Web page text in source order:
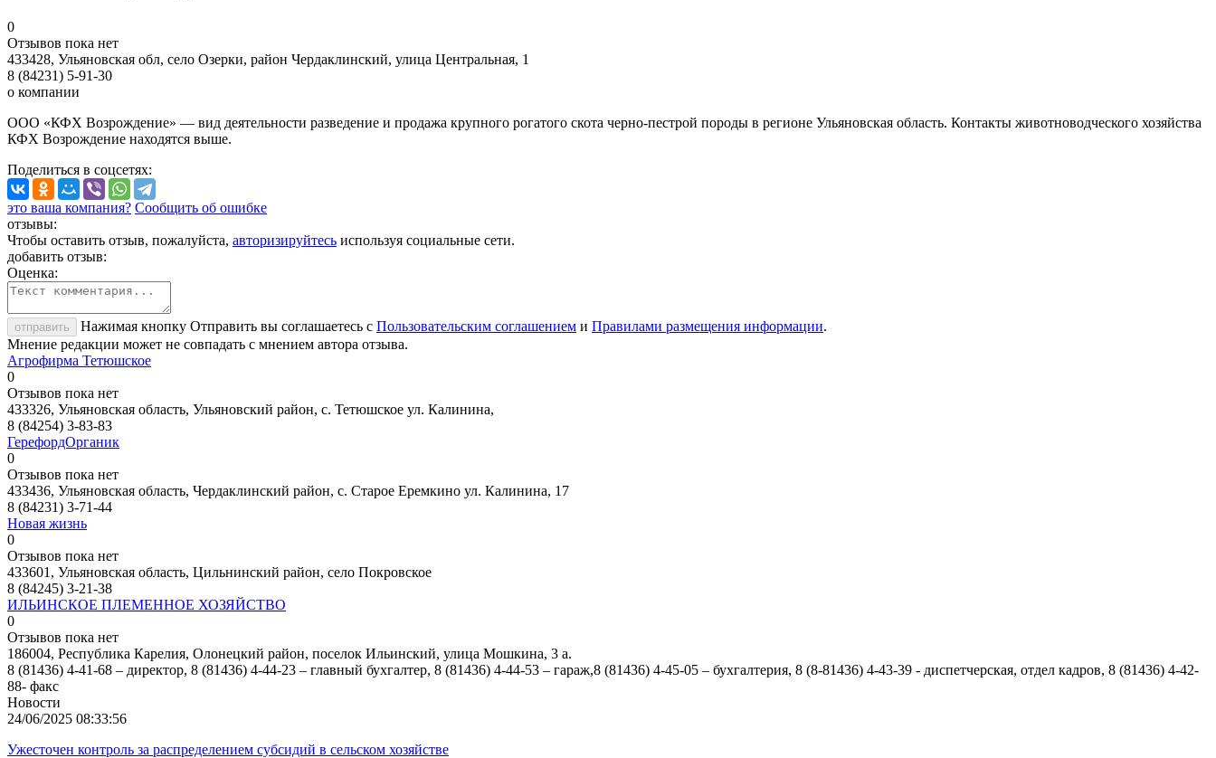
0
Отзывов пока нет
433428, Ульяновская обл, село Озерки, район Чердаклинский, улица Центральная, 1
8 (84231) 5-91-30
о компании
ООО «КФХ Возрождение» — вид деятельности разведение и продажа крупного рогатого скота черно-пестрой породы в регионе Ульяновская область. Контакты животноводческого хозяйства
КФХ Возрождение находятся выше.
Поделиться в соцсетях:
это ваша компания? Сообщить об ошибке
отзывы:
Чтобы оставить отзыв, пожалуйста, авторизируйтесь используя социальные сети.
добавить отзыв:
Оценка:
отправить Нажимая кнопку Отправить вы соглашаетесь с Пользовательским соглашением и Правилами размещения информации.
Мнение редакции может не совпадать с мнением автора отзыва.
Агрофирма Тетюшское
0
Отзывов пока нет
433326, Ульяновская область, Ульяновский район, с. Тетюшское ул. Калинина,
8 (84254) 3-83-83
ГерефордОрганик
0
Отзывов пока нет
433436, Ульяновская область, Чердаклинский район, с. Старое Еремкино ул. Калинина, 17
8 (84231) 3-71-44
Новая жизнь
0
Отзывов пока нет
433601, Ульяновская область, Цильнинский район, село Покровское
8 (84245) 3-21-38
ИЛЬИНСКОЕ ПЛЕМЕННОЕ ХОЗЯЙСТВО
0
Отзывов пока нет
186004, Республика Карелия, Олонецкий район, поселок Ильинский, улица Мошкина, 3 а.
8 (81436) 4-41-68 – директор, 8 (81436) 4-44-23 – главный бухгалтер, 8 (81436) 4-44-53 – гараж,8 (81436) 4-45-05 – бухгалтерия, 8 (8-81436) 4-43-39 - диспетчерская, отдел кадров, 8 (81436) 4-42-
88- факс
Новости
24/06/2025 08:33:56
Ужесточен контроль за распределением субсидий в сельском хозяйстве